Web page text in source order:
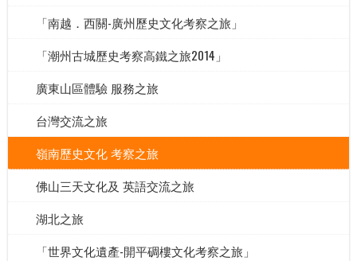
「南越．西關-廣州歷史文化考察之旅」
「潮州古城歷史考察高鐵之旅2014」
廣東山區體驗 服務之旅
台灣交流之旅
嶺南歷史文化 考察之旅
佛山三天文化及 英語交流之旅
湖北之旅
「世界文化遺產-開平碉樓文化考察之旅」